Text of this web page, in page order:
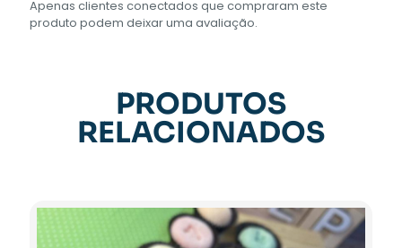
Apenas clientes conectados que compraram este
produto podem deixar uma avaliação.
PRODUTOS
RELACIONADOS